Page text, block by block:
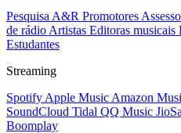
Pesquisa A&R Promotores
de rádio Artistas Editoras musicais
Estudantes
Streaming
Spotify Apple Music Amazon
SoundCloud Tidal QQ Music
Boomplay